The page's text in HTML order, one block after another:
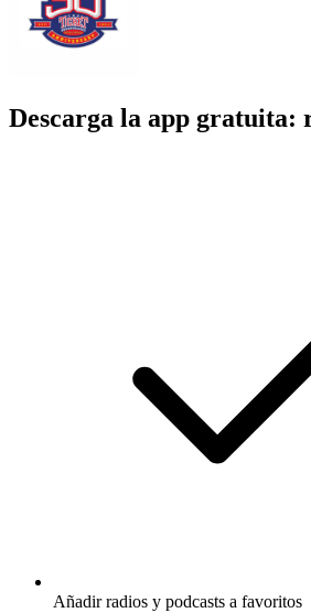
Descarga la app gratuita:
Añadir radios y podcasts a favoritos